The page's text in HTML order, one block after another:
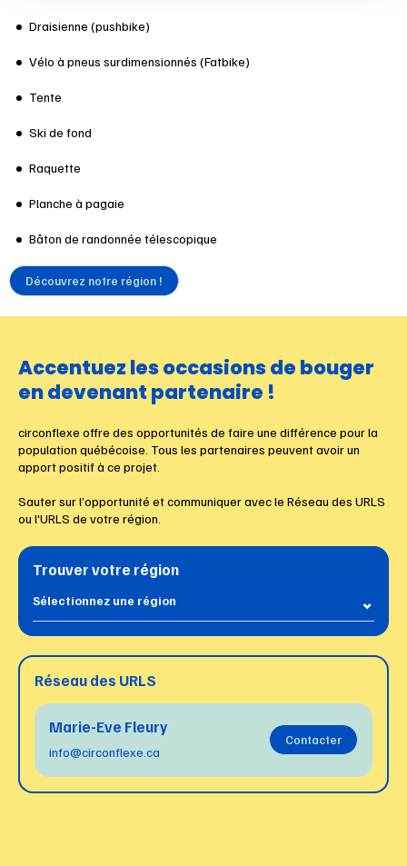
Draisienne (pushbike)
Vélo à pneus surdimensionnés (Fatbike)
Tente
Ski de fond
Raquette
Planche à pagaie
Bâton de randonnée télescopique
Découvrez notre région !
Accentuez lesoccasionsde bouger
endevenant partenaire !
circonflexe offre des opportunités de faire une différence pour la
population québécoise. Tous les partenaires peuvent avoir un
apport positif à ce projet.
Sauter sur l’opportunité et communiquer avec le Réseau des URLS
ou l'URLS de votre région.
Trouver votre région
Réseau des URLS
Marie-Eve Fleury
info@circonflexe.ca
Contacter